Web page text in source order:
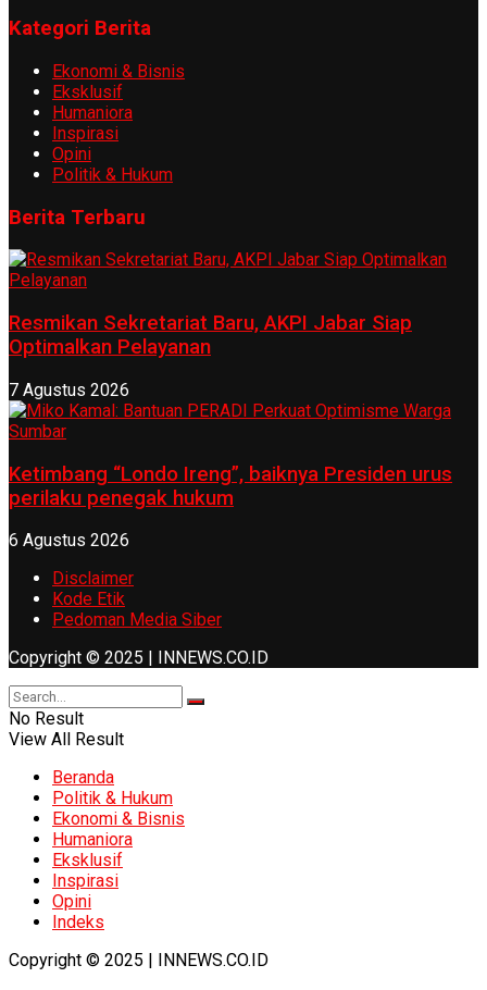
Kategori Berita
Ekonomi & Bisnis
Eksklusif
Humaniora
Inspirasi
Opini
Politik & Hukum
Berita Terbaru
Resmikan Sekretariat Baru, AKPI Jabar Siap
Optimalkan Pelayanan
7 Agustus 2026
Ketimbang “Londo Ireng”, baiknya Presiden urus
perilaku penegak hukum
6 Agustus 2026
Disclaimer
Kode Etik
Pedoman Media Siber
Copyright © 2025 | INNEWS.CO.ID
No Result
View All Result
Beranda
Politik & Hukum
Ekonomi & Bisnis
Humaniora
Eksklusif
Inspirasi
Opini
Indeks
Copyright © 2025 | INNEWS.CO.ID